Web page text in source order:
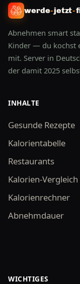
werde-jetzt-
Abnehmen smart
Kinder — du kochst
mit. Server in
der damit 2025
INHALTE
Gesunde Rezepte
Kalorientabelle
Restaurants
Kalorien-Vergleich
Kalorienrechner
Abnehmdauer
WICHTIGES